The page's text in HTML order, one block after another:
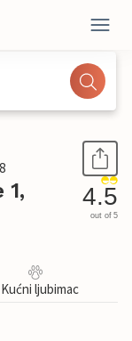
1,
4.5
out of 5
ljubimac